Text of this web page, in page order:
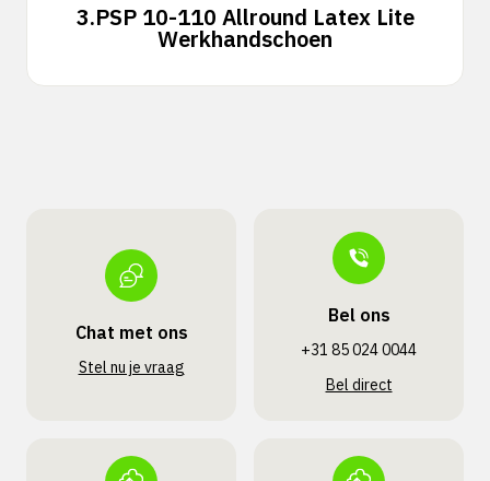
3.PSP 10-110 Allround Latex Lite
Werkhandschoen
Chat met ons
Stel nu je vraag
Bel ons
+31 85 024 0044
Bel direct